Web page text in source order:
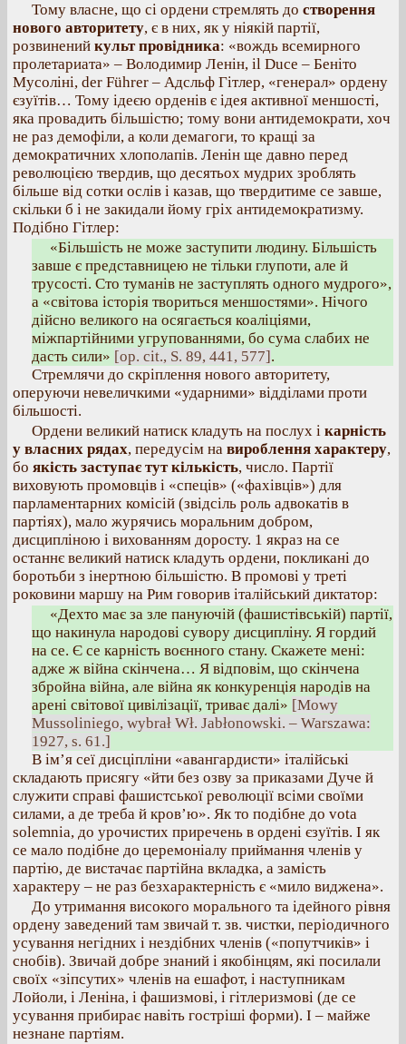
Тому власне, що сі ордени стремлять до створення
нового авторитету, є в них, як у ніякій партії,
розвинений культ провідника: «вождь всемирного
пролетариата» – Володимир Ленін, il Duce – Беніто
Мусоліні, der Führer – Адсльф Гітлер, «генерал» ордену
єзуїтів… Тому ідеєю орденів є ідея активної меншості,
яка провадить більшістю; тому вони антидемократи, хоч
не раз демофіли, а коли демагоги, то кращі за
демократичних хлополапів. Ленін ще давно перед
революцією твердив, що десятьох мудрих зроблять
більше від сотки ослів і казав, що твердитиме се завше,
скільки б і не закидали йому гріх антидемократизму.
Подібно Гітлер:
«Більшість не може заступити людину. Більшість
завше є представницею не тільки глупоти, але й
трусості. Сто туманів не заступлять одного мудрого»,
а «світова історія твориться меншостями». Нічого
дійсно великого на осягається коаліціями,
міжпартійними угрупованнями, бо сума слабих не
дасть сили» [op. cit., S. 89, 441, 577].
Стремлячи до скріплення нового авторитету,
оперуючи невеличкими «ударними» відділами проти
більшості.
Ордени великий натиск кладуть на послух і карність
у власних рядах, передусім на вироблення характеру,
бо якість заступає тут кількість, число. Партії
виховують промовців і «спеців» («фахівців») для
парламентарних комісій (звідсіль роль адвокатів в
партіях), мало журячись моральним добром,
дисципліною і вихованням доросту. 1 якраз на се
останнє великий натиск кладуть ордени, покликані до
боротьби з інертною більшістю. В промові у треті
роковини маршу на Рим говорив італійський диктатор:
«Дехто має за зле пануючій (фашистівській) партії,
що накинула народові сувору дисципліну. Я гордий
на се. Є се карність воєнного стану. Скажете мені:
адже ж війна скінчена… Я відповім, що скінчена
збройна війна, але війна як конкуренція народів на
арені світової цивілізації, триває далі» [Mowy
Mussoliniego, wybrał Wł. Jabłonowski. – Warszawa:
1927, s. 61.]
В ім’я сеї дисціпліни «авангардисти» італійські
складають присягу «йти без озву за приказами Дуче й
служити справі фашистської революції всіми своїми
силами, а де треба й кров’ю». Як то подібне до vota
solemnia, до урочистих приречень в ордені єзуїтів. І як
се мало подібне до церемоніалу приймання членів у
партію, де вистачає партійна вкладка, а замість
характеру – не раз безхарактерність є «мило виджена».
До утримання високого морального та ідейного рівня
ордену заведений там звичай т. зв. чистки, періодичного
усування негідних і нездібних членів («попутчиків» і
снобів). Звичай добре знаний і якобінцям, які посилали
своїх «зіпсутих» членів на ешафот, і наступникам
Лойоли, і Леніна, і фашизмові, і гітлеризмові (де се
усування прибирає навіть гостріші форми). І – майже
незнане партіям.